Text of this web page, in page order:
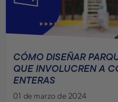
CÓMO DISEÑAR
QUE INVOLUCREN A
ENTERAS
01 de marzo de 2024